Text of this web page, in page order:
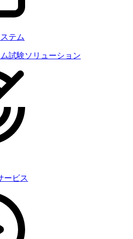
テム
試験ソリューション
ービス